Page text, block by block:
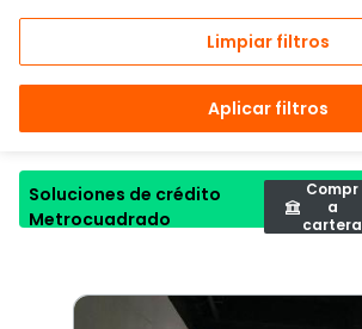
Limpiar filtros
Aplicar filtros
Soluciones de crédito
Metrocuadrado
Compr
a
cartera